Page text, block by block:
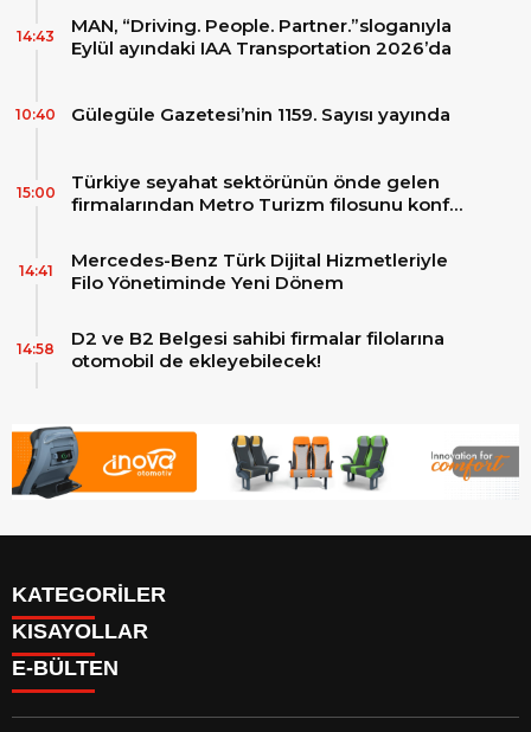
MAN, “Driving. People. Partner.”sloganıyla
Eylül ayındaki IAA Transportation 2026’da
14:43
Gülegüle Gazetesi’nin 1159. Sayısı yayında
10:40
Türkiye seyahat sektörünün önde gelen
firmalarından Metro Turizm filosunu konfor
MAN Skyliner ile güçlendirdi!
15:00
Mercedes-Benz Türk Dijital Hizmetleriyle
Filo Yönetiminde Yeni Dönem
14:41
D2 ve B2 Belgesi sahibi firmalar filolarına
otomobil de ekleyebilecek!
14:58
KATEGORİLER
Reklam
Firma Rehberi
İletişim
Künye
KISAYOLLAR
Facebook
Instagram
E-BÜLTEN